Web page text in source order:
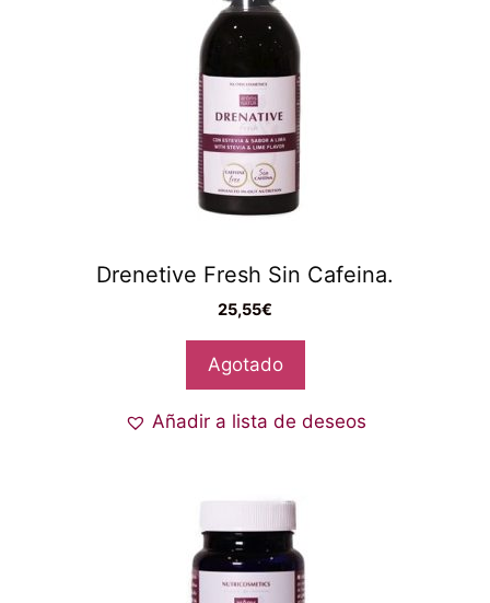
Drenetive Fresh Sin Cafeina.
25,55€
Agotado
Añadir a lista de deseos